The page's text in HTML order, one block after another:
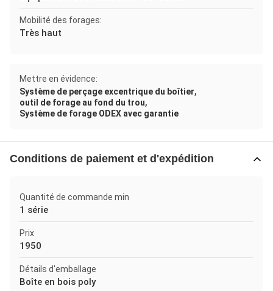
Mobilité des forages:
Très haut
Mettre en évidence:
Système de perçage excentrique du boîtier,
outil de forage au fond du trou,
Système de forage ODEX avec garantie
Conditions de paiement et d'expédition
Quantité de commande min
1 série
Prix
1950
Détails d'emballage
Boîte en bois poly